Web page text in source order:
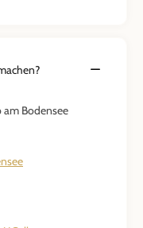
am Bodensee